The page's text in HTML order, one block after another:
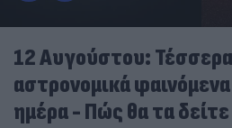
12 Αυγούστου:
αστρονομικά
ημέρα - Πώς θα τα δείτε